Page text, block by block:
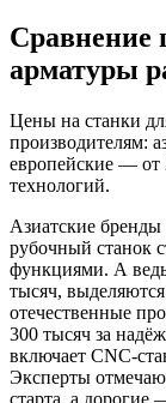
Сравнение
арматуры
Цены на станки
производителям:
европейские — от
технологий.
Азиатские
рубочный станок
функциями. А
тысяч,
отечественные
300 тысяч за
включает CNC-
Эксперты
старта, а дорогие